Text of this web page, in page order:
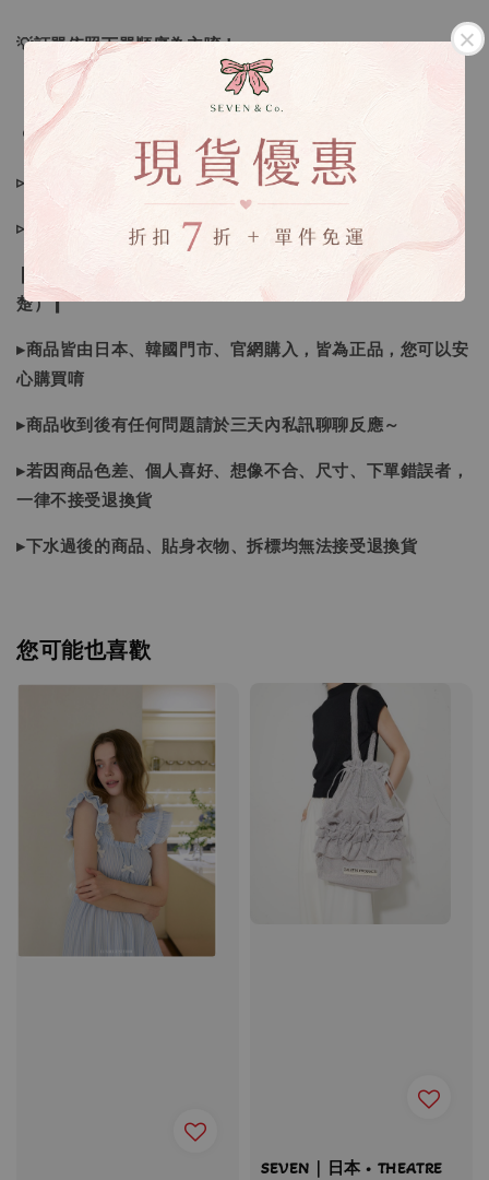
💡訂單依照下單順序為主唷！
🔍IG搜尋：Sevenjewelry.co
▹現貨商品１～３日內寄出
▹預購商品７～２１日（不含假日）寄出，如遇缺貨請見諒！
❙ 本賣場不接受下標後要求取消訂單（下標前請三思與看清
楚）❙
▸商品皆由日本、韓國門市、官網購入，皆為正品，您可以安
心購買唷
▸商品收到後有任何問題請於三天內私訊聊聊反應～
▸若因商品色差、個人喜好、想像不合、尺寸、下單錯誤者，
一律不接受退換貨
▸下水過後的商品、貼身衣物、拆標均無法接受退換貨
您可能也喜歡
SEVEN｜日本 • THEATRE